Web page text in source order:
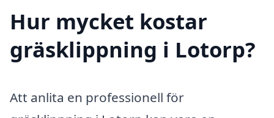
Hur mycket kostar
gräsklippning i Lotorp?
Att anlita en professionell för